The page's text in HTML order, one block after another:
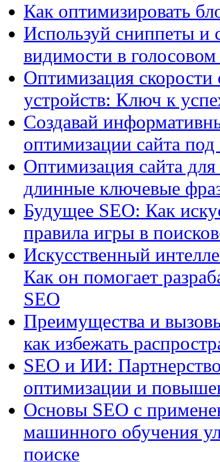
Как оптимизировать
Используй сниппеты и
видимости в
Оптимизация
устройств: Ключ к
Создавай
оптимизации сайта
Оптимизация сайта
длинные ключевые
Будущее SEO: Как
правила игры в
Искусственный
Как он помогает
SEO
Преимущества и
как избежать
SEO и ИИ:
оптимизации и
Основы SEO с
машинного обучения
поиске